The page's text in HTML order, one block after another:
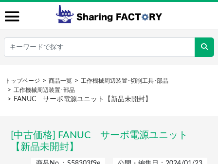
トップページ 商品一覧
工作機械周辺装置･切削工具･部品
工作機械周辺装置･部品
FANUC サーボ電源ユニット【新品未開封】
[中古価格] FANUC サーボ電源ユニット
【新品未開封】